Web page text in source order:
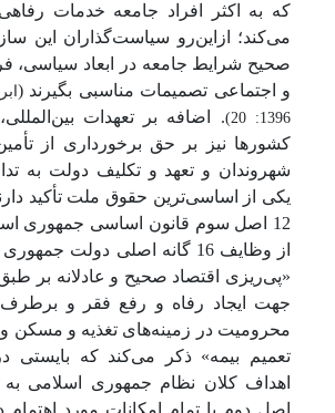
که به اکثر افراد جامعه خدمات رفاهی
می‌کند؛ ازاین‌رو سیاست‌گذاران این
صحیح شرایط جامعه در ابعاد سیاسی،
و اجتماعی تصمیمات مناسبی بگیرند (
1396: 20)
. اضافه بر تعهدات
کشورها نیز بر حق برخورداری از
شهروندان و تعهد و تکلیف دولت به
یکی از اساسی‌ترین حقوق ملت تأکید
12 اصل سوم قانون اساسی جمهوری
از وظایف 16 گانه اصلی دولت
«پی‌ریزی اقتصاد صحیح و عادلانه بر
جهت ایجاد رفاه و رفع فقر و
محرومیت در زمینه‌های تغذیه و مسکن
تعمیم بیمه» ذکر می‌کند که بایستی
اهداف کلان نظام جمهوری اسلامی